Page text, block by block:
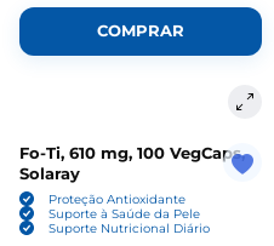
COMPRAR
Fo-Ti, 610 mg, 100 VegCaps,
Solaray
Proteção Antioxidante
Suporte à Saúde da Pele
Suporte Nutricional Diário